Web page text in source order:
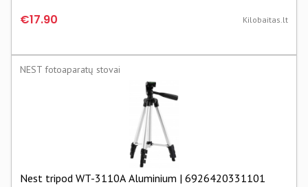
€17.90 Kilobaitas.lt
NEST fotoaparatų stovai
Nest tripod WT-3110A Aluminium | 6926420331101